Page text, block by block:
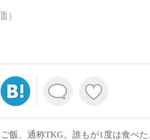
）
飯、通称TKG。誰もが1度は食べ